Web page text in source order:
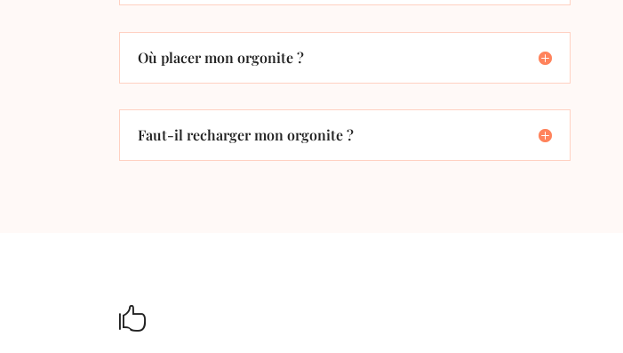
Où placer mon orgonite ?
Faut-il recharger mon orgonite ?
